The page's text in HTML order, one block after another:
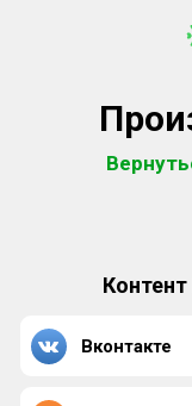
Вконтакте